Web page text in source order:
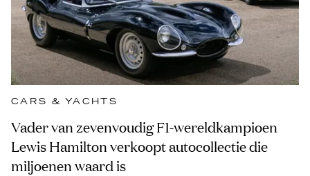
CARS & YACHTS
Vader van zevenvoudig F1-wereldkampioen
Lewis Hamilton verkoopt autocollectie die
miljoenen waard is